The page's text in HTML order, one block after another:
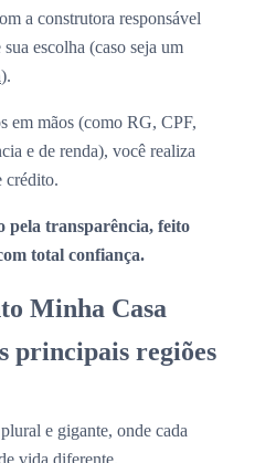
a construtora responsável
escolha (caso seja um
).
em mãos (como RG, CPF,
e de renda), você realiza
crédito.
pela transparência, feito
total confiança.
Minha Casa
principais regiões
e gigante, onde cada
vida diferente.